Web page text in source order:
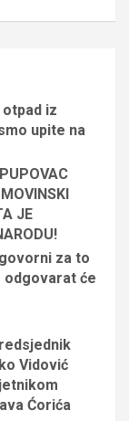
otpad iz
upite na
JE
za to
odgovarat će
Vidović
Ćorića